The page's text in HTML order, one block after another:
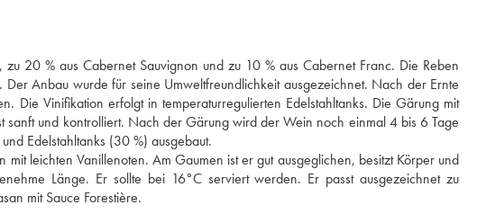
20 % aus Cabernet Sauvignon und zu 10 % aus Cabernet Franc. Die Reben
Anbau wurde für seine Umweltfreundlichkeit ausgezeichnet. Nach der Ernte
Die Vinifikation erfolgt in temperaturregulierten Edelstahltanks. Die Gärung mit
sanft und kontrolliert. Nach der Gärung wird der Wein noch einmal 4 bis 6 Tage
Edelstahltanks (30 %) ausgebaut.
leichten Vanillenoten. Am Gaumen ist er gut ausgeglichen, besitzt Körper und
Länge. Er sollte bei 16°C serviert werden. Er passt ausgezeichnet zu
mit Sauce Forestière.